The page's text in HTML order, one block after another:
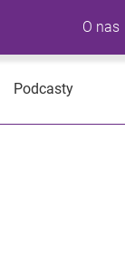
O nas
Podcasty